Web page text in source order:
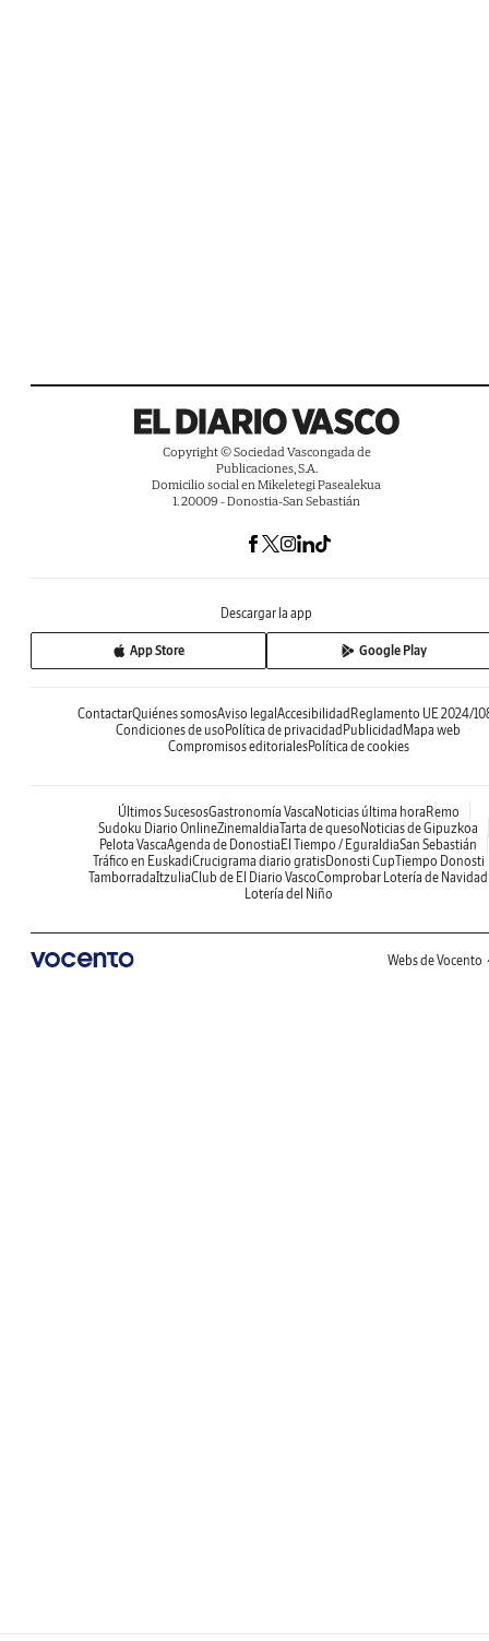
Copyright © Sociedad Vascongada de
Publicaciones, S.A.
Domicilio social en Mikeletegi Pasealekua
1. 20009 - Donostia-San Sebastián
Descargar la app
App Store Google Play
ContactarQuiénes somosAviso legalAccesibilidadReglamento UE 2024/
Condiciones de usoPolítica de privacidadPublicidadMapa web
Compromisos editorialesPolítica de cookies
Últimos SucesosGastronomía VascaNoticias última horaRemo
Sudoku Diario OnlineZinemaldiaTarta de quesoNoticias de Gipuzkoa
Pelota VascaAgenda de DonostiaEl Tiempo / EguraldiaSan Sebastián
Tráfico en EuskadiCrucigrama diario gratisDonosti CupTiempo Donosti
TamborradaItzuliaClub de El Diario VascoComprobar Lotería de Navidad
Lotería del Niño
Webs de Vocento